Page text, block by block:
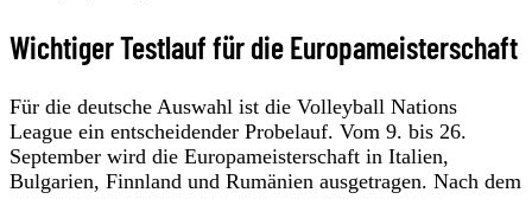
Wichtiger Testlauf für die Europameisterschaft
Für die deutsche Auswahl ist die Volleyball Nations
League ein entscheidender Probelauf. Vom 9. bis 26.
September wird die Europameisterschaft in Italien,
Bulgarien, Finnland und Rumänien ausgetragen. Nach dem